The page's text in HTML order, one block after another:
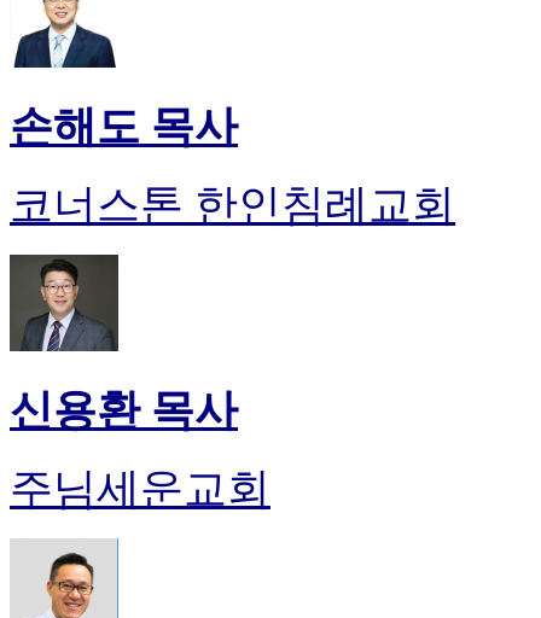
손해도 목사
코너스톤 한인침례교회
신용환 목사
주님세운교회